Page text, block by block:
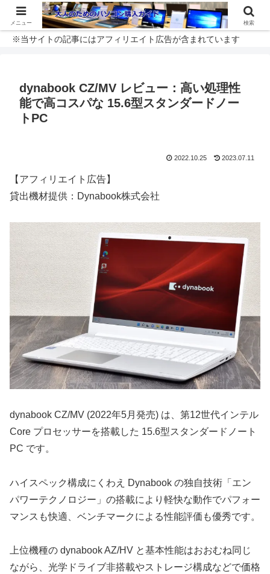
※当サイトの記事にはアフィリエイト広告が含まれています
dynabook CZ/MV レビュー：高い処理性
能で高コスパな 15.6型スタンダードノー
トPC
2022.10.25 2023.07.11
【アフィリエイト広告】
貸出機材提供：Dynabook株式会社
dynabook CZ/MV (2022年5月発売) は、第12世代インテル
Core プロセッサーを搭載した 15.6型スタンダードノート
PC です。
ハイスペック構成にくわえ Dynabook の独自技術「エン
パワーテクノロジー」の搭載により軽快な動作でパフォー
マンスも快適、ベンチマークによる性能評価も優秀です。
上位機種の dynabook AZ/HV と基本性能はおおむね同じ
ながら、光学ドライブ非搭載やストレージ構成などで価格
メニュー 検索